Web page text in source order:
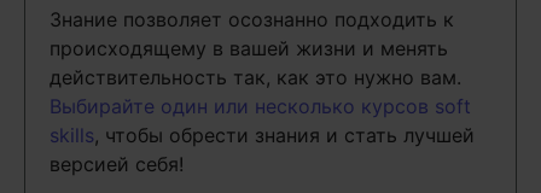
Знание позволяет осознанно подходить к
происходящему в вашей жизни и менять
действительность так, как это нужно вам.
Выбирайте один или несколько курсов soft
skills, чтобы обрести знания и стать лучшей
версией себя!